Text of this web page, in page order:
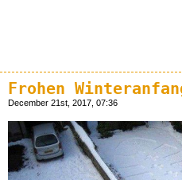
Frohen
December 21st, 2017, 07:36